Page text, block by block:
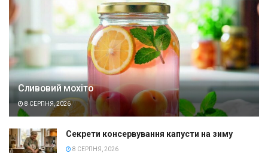
Сливовий мохіто
8 СЕРПНЯ, 2026
Секрети консервування капусти на зиму
8 СЕРПНЯ, 2026